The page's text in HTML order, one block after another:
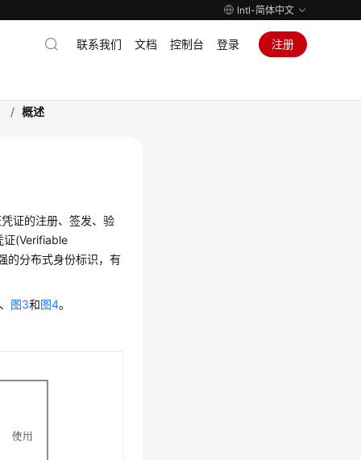
Intl-简体中文
联系我们 文档 控制台 登录 注册
/ 概述
证的注册、签发、验
证(Verifiable
的分布式身份标识，有
、 图3和图4。